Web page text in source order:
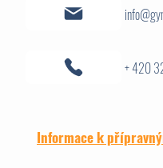
+ 420
Informace k